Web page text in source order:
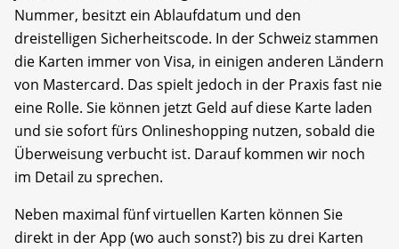
Nummer, besitzt ein Ablaufdatum und den
dreistelligen Sicherheitscode. In der Schweiz stammen
die Karten immer von Visa, in einigen anderen Ländern
von Mastercard. Das spielt jedoch in der Praxis fast nie
eine Rolle. Sie können jetzt Geld auf diese Karte laden
und sie sofort fürs Onlineshopping nutzen, sobald die
Überweisung verbucht ist. Darauf kommen wir noch
im Detail zu sprechen.
Neben maximal fünf virtuellen Karten können Sie
direkt in der App (wo auch sonst?) bis zu drei Karten